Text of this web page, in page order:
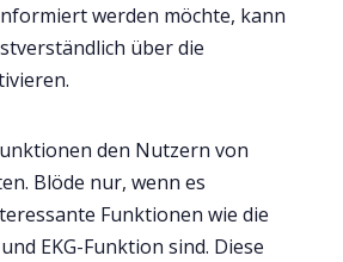
werden möchte, kann
über die
den Nutzern von
Blöde nur, wenn es
Funktionen wie die
EKG-Funktion sind. Diese